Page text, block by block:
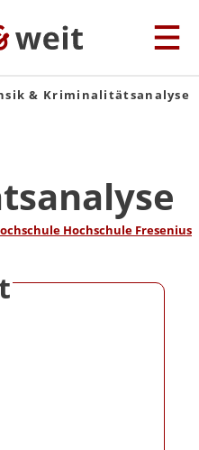
& Kriminalitätsanalyse